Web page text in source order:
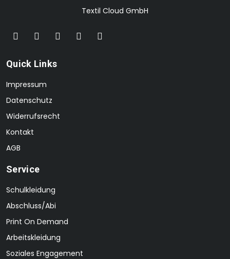
Textil Cloud GmbH
Quick Links
Impressum
Datenschutz
Widerrufsrecht
Kontakt
AGB
Service
Schulkleidung
Abschluss/Abi
Print On Demand
Arbeitskleidung
Soziales Engagement